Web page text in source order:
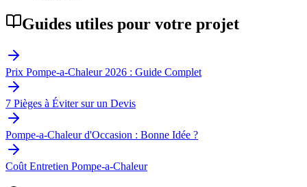
Guides utiles pour votre projet
Prix Pompe-a-Chaleur 2026 : Guide Complet
7 Pièges à Éviter sur un Devis
Pompe-a-Chaleur d'Occasion : Bonne Idée ?
Coût Entretien Pompe-a-Chaleur